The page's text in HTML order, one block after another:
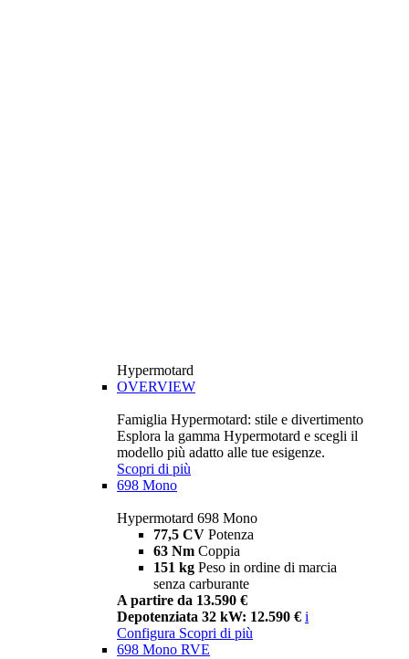
Hypermotard
OVERVIEW
Famiglia Hypermotard: stile e divertimento
Esplora la gamma Hypermotard e scegli il
modello più adatto alle tue esigenze.
Scopri di più
698 Mono
Hypermotard 698 Mono
77,5 CV Potenza
63 Nm Coppia
151 kg Peso in ordine di marcia
senza carburante
A partire da 13.590 €
Depotenziata 32 kW: 12.590 € i
Configura Scopri di più
698 Mono RVE